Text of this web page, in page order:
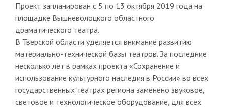
Проект запланирован с 5 по 13 октября 2019 года на
площадке Вышневолоцкого областного
драматического театра.
В Тверской области уделяется внимание развитию
материально-технической базы театров. За последние
несколько лет в рамках проекта «Сохранение и
использование культурного наследия в России» во всех
государственных театрах региона заменено звуковое,
световое и технологическое оборудование, для всех